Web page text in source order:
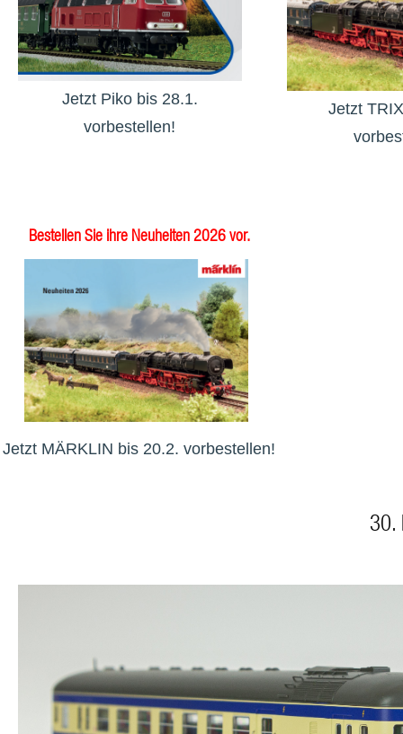
Jetzt Piko bis 28.1.
vorbestellen!
Jetzt
Bestellen Sie ihre Neuheiten 2026 vor.
Jetzt MÄRKLIN bis 20.2. vorbestellen!
30.